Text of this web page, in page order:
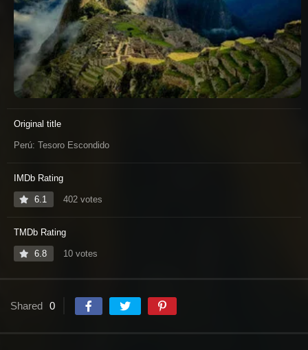
Original title
Perú: Tesoro Escondido
IMDb Rating
6.1 402 votes
TMDb Rating
6.8 10 votes
Shared 0